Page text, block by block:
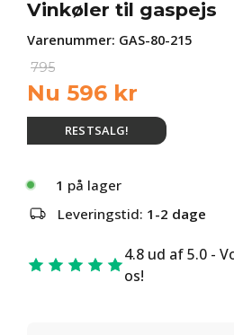
Vinkøler til gaspejs
Varenummer: GAS-80-215
795
Nu 596 kr
RESTSALG!
1 på lager
Leveringstid: 1-2 dage
4.8 ud af 5.0 -
os!